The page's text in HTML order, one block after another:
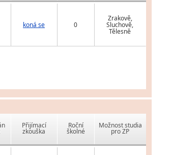
koná se 0
Zrakově,
Sluchově,
Tělesně
Přijímací
zkouška
Roční
školné
Možnost studia
pro ZP